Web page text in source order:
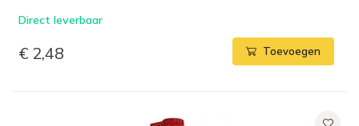
Direct leverbaar
€ 2,48 Toevoegen